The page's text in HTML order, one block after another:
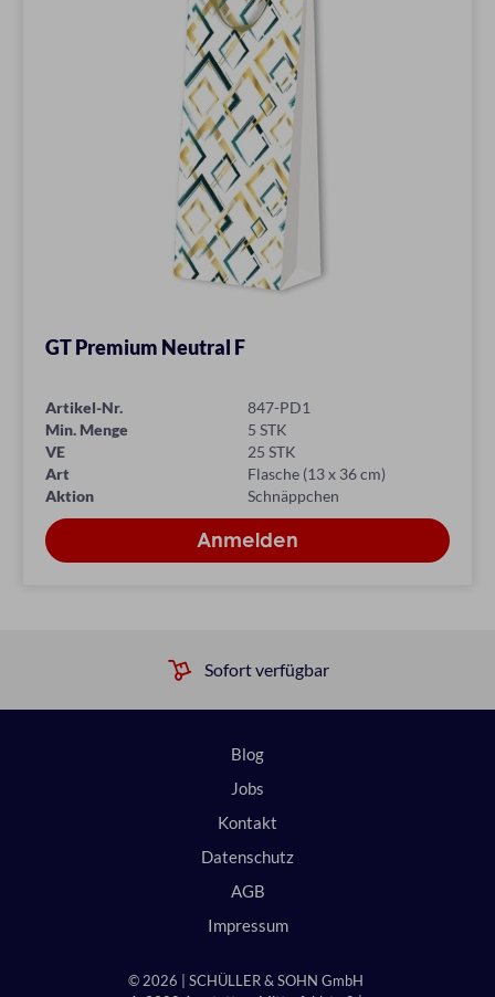
GT Premium Neutral F
Artikel-Nr.
847-PD1
Min. Menge
5 STK
VE
25 STK
Art
Flasche (13 x 36 cm)
Aktion
Schnäppchen
Sofort verfügbar
© 2026 | SCHÜLLER & SOHN GmbH
Blog
Jobs
Kontakt
Datenschutz
AGB
Impressum